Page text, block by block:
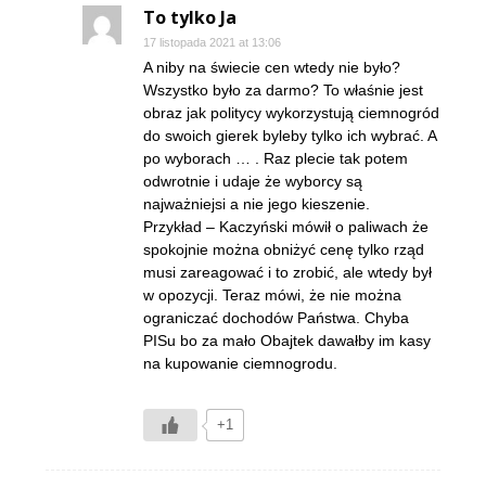
To tylko Ja
17 listopada 2021 at 13:06
A niby na świecie cen wtedy nie było?
Wszystko było za darmo? To właśnie jest
obraz jak politycy wykorzystują ciemnogród
do swoich gierek byleby tylko ich wybrać. A
po wyborach … . Raz plecie tak potem
odwrotnie i udaje że wyborcy są
najważniejsi a nie jego kieszenie.
Przykład – Kaczyński mówił o paliwach że
spokojnie można obniżyć cenę tylko rząd
musi zareagować i to zrobić, ale wtedy był
w opozycji. Teraz mówi, że nie można
ograniczać dochodów Państwa. Chyba
PISu bo za mało Obajtek dawałby im kasy
na kupowanie ciemnogrodu.
+1